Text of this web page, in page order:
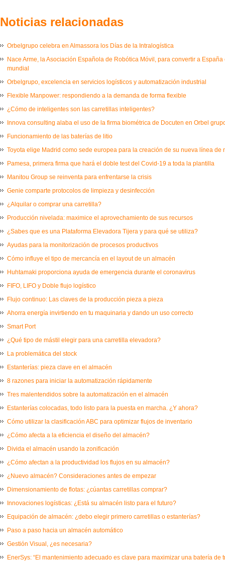
Noticias relacionadas
Orbelgrupo celebra en Almassora los Días de la Intralogística
Nace Arme, la Asociación Española de Robótica Móvil, para convertir a
mundial
Orbelgrupo, excelencia en servicios logísticos y automatización industrial
Flexible Manpower: respondiendo a la demanda de forma flexible
¿Cómo de inteligentes son las carretillas inteligentes?
Innova consulting alaba el uso de la firma biométrica de Docuten en Orbel
Funcionamiento de las baterías de litio
Toyota elige Madrid como sede europea para la creación de su nueva línea de
Pamesa, primera firma que hará el doble test del Covid-19 a toda la plantilla
Manitou Group se reinventa para enfrentarse la crisis
Genie comparte protocolos de limpieza y desinfección
¿Alquilar o comprar una carretilla?
Producción nivelada: maximice el aprovechamiento de sus recursos
¿Sabes que es una Plataforma Elevadora Tijera y para qué se utiliza?
Ayudas para la monitorización de procesos productivos
Cómo influye el tipo de mercancía en el layout de un almacén
Huhtamaki proporciona ayuda de emergencia durante el coronavirus
FIFO, LIFO y Doble flujo logístico
Flujo continuo: Las claves de la producción pieza a pieza
Ahorra energía invirtiendo en tu maquinaria y dando un uso correcto
Smart Port
¿Qué tipo de mástil elegir para una carretilla elevadora?
La problemática del stock
Estanterías: pieza clave en el almacén
8 razones para iniciar la automatización rápidamente
Tres malentendidos sobre la automatización en el almacén
Estanterías colocadas, todo listo para la puesta en marcha. ¿Y ahora?
Cómo utilizar la clasificación ABC para optimizar flujos de inventario
¿Cómo afecta a la eficiencia el diseño del almacén?
Divida el almacén usando la zonificación
¿Cómo afectan a la productividad los flujos en su almacén?
¿Nuevo almacén? Consideraciones antes de empezar
Dimensionamiento de flotas: ¿cúantas carretillas comprar?
Innovaciones logísticas: ¿Está su almacén listo para el futuro?
Equipación de almacén: ¿debo elegir primero carretillas o estanterías?
Paso a paso hacia un almacén automático
Gestión Visual, ¿es necesaria?
EnerSys: “El mantenimiento adecuado es clave para maximizar una batería de